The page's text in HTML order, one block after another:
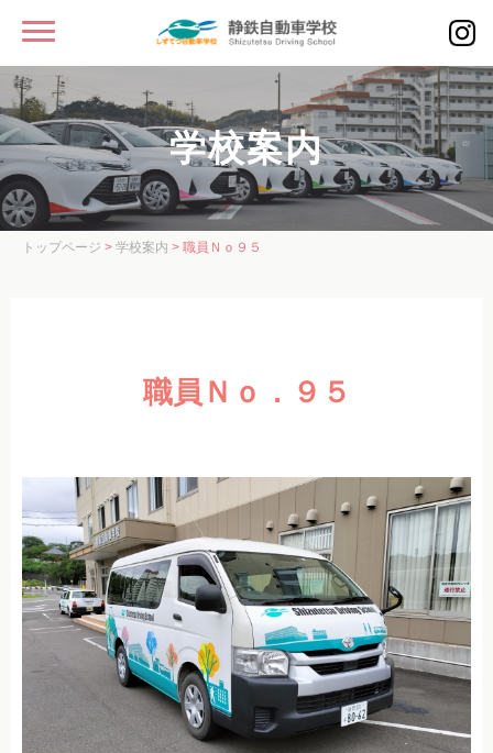
静鉄自動車学校
入校をお考えの方へ
学校案内
学校案内
学生限定マイスケジュールプラン
普通自動車
自動二輪車
準中型車
大型一種
学校案内
トップページ > 学校案内 > 職員Ｎｏ９５
職員Ｎｏ．９５